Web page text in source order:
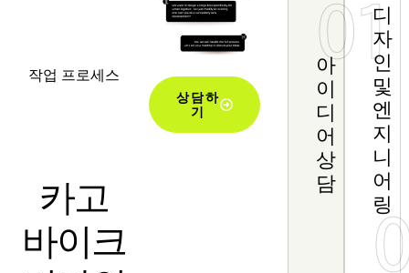
카고
바이크
작업 프로세스
상담하
기
01
아
이
디
어
상
담
디
자
인
및
엔
지
니
어
링